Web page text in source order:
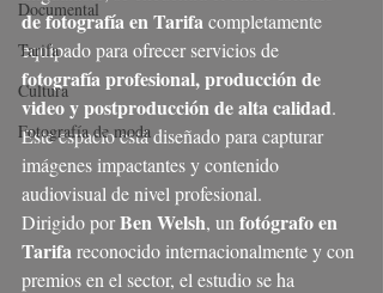
Documental
Tarifa
Cultura
Fotografía de moda
de fotografía en Tarifa completamente
equipado para ofrecer servicios de
fotografía profesional, producción de
video y postproducción de alta calidad.
Este espacio está diseñado para capturar
imágenes impactantes y contenido
audiovisual de nivel profesional.
Dirigido por Ben Welsh, un fotógrafo en
Tarifa reconocido internacionalmente y con
premios en el sector, el estudio se ha